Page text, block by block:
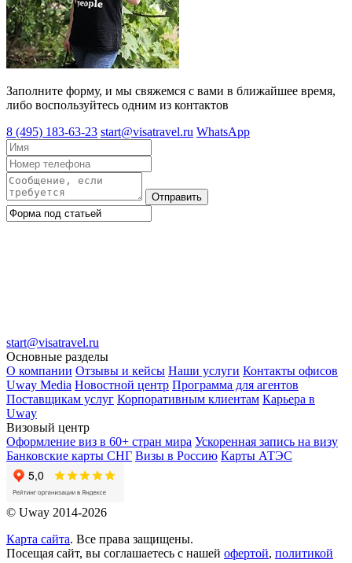
Заполните форму, и мы свяжемся с вами в ближайшее время,
либо воспользуйтесь одним из контактов
8 (495) 183-63-23 start@visatravel.ru WhatsApp
Отправить
start@visatravel.ru
Основные разделы
О компании Отзывы и кейсы Наши услуги Контакты офисов
Uway Media Новостной центр Программа для агентов
Поставщикам услуг Корпоративным клиентам Карьера в
Uway
Визовый центр
Оформление виз в 60+ стран мира Ускоренная запись на визу
Банковские карты СНГ Визы в Россию Карты АТЭС
© Uway 2014-2026
Карта сайта. Все права защищены.
Посещая сайт, вы соглашаетесь с нашей офертой, политикой